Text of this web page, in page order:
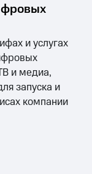
и услугах
и медиа,
запуска и
компании